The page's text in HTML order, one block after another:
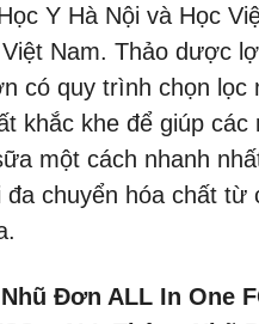
Y Hà Nội và Học
Nam. Thảo dược
có quy trình chọn lọc
khắc khe để giúp các
một cách nhanh
đa chuyển hóa chất từ
Đơn ALL In One